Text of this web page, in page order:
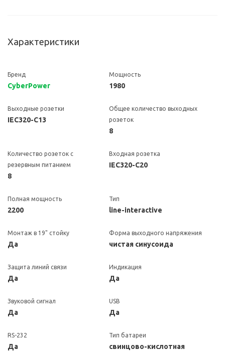
Характеристики
Бренд
CyberPower
Мощность
1980
Выходные розетки
IEC320-C13
Общее количество выходных
розеток
8
Количество розеток с
резервным питанием
8
Входная розетка
IEC320-C20
Полная мощность
2200
Тип
line-interactive
Монтаж в 19" стойку
Да
Форма выходного напряжения
чистая синусоида
Защита линий связи
Да
Индикация
Да
Звуковой сигнал
Да
USB
Да
RS-232
Да
Тип батареи
свинцово-кислотная